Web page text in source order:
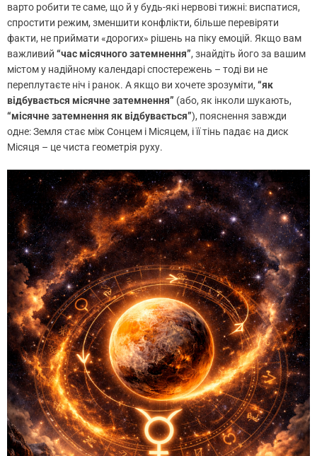
варто робити те саме, що й у будь-які нервові тижні: виспатися,
спростити режим, зменшити конфлікти, більше перевіряти
факти, не приймати «дорогих» рішень на піку емоцій. Якщо вам
важливий “час місячного затемнення”, знайдіть його за вашим
містом у надійному календарі спостережень – тоді ви не
переплутаєте ніч і ранок. А якщо ви хочете зрозуміти, “як
відбувається місячне затемнення” (або, як інколи шукають,
“місячне затемнення як відбувається”), пояснення завжди
одне: Земля стає між Сонцем і Місяцем, і її тінь падає на диск
Місяця – це чиста геометрія руху.